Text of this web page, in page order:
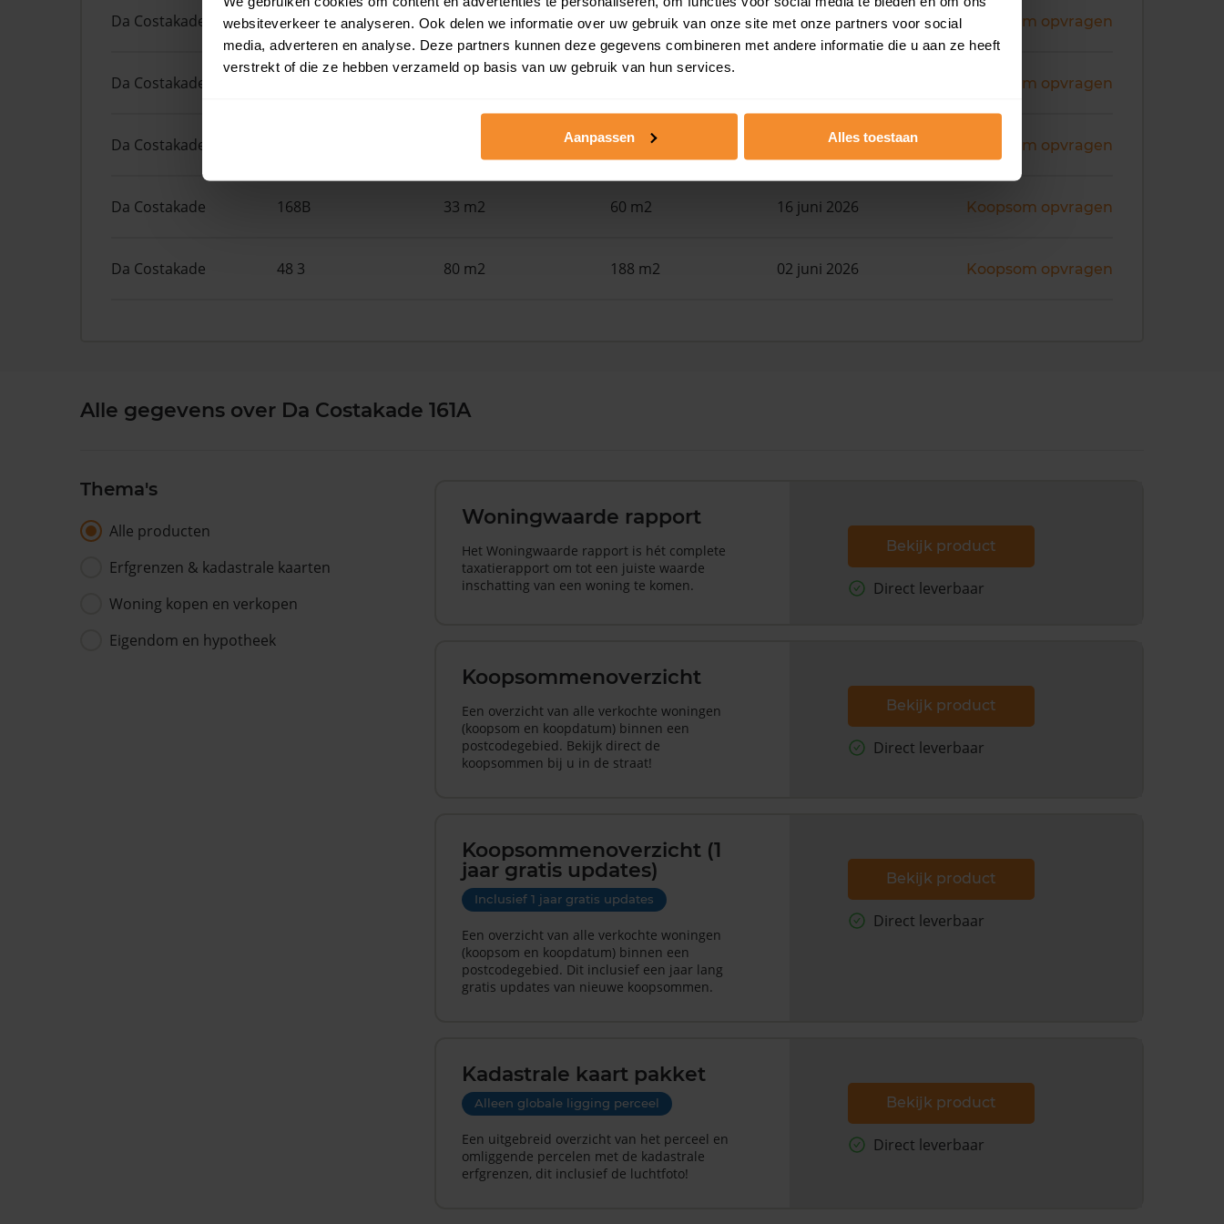
websiteverkeer te analyseren. Ook delen we informatie over uw gebruik van onze site met onze partners voor social
media, adverteren en analyse. Deze partners kunnen deze gegevens combineren met andere informatie die u aan ze heeft
verstrekt of die ze hebben verzameld op basis van uw gebruik van hun services.
Aanpassen Alles toestaan
Da Costakade 204 24 m2 28 m2 30 juni 2026 Koopsom opvragen
Da Costakade Koopsom opvragen
Da Costakade 186 m2 17 juni 2026 Koopsom opvragen
Da Costakade 168B 33 m2 60 m2 16 juni 2026 Koopsom opvragen
Da Costakade 48 3 80 m2 188 m2 02 juni 2026 Koopsom opvragen
Alle gegevens over Da Costakade 161A
Thema's
Alle producten
Erfgrenzen & kadastrale kaarten
Woning kopen en verkopen
Eigendom en hypotheek
Woningwaarde rapport
Het Woningwaarde rapport is hét complete
taxatierapport om tot een juiste waarde
inschatting van een woning te komen.
Bekijk product
Direct leverbaar
Koopsommenoverzicht
Een overzicht van alle verkochte woningen
(koopsom en koopdatum) binnen een
postcodegebied. Bekijk direct de
koopsommen bij u in de straat!
Bekijk product
Direct leverbaar
Koopsommenoverzicht (1
jaar gratis updates)
Inclusief 1 jaar gratis updates
Een overzicht van alle verkochte woningen
(koopsom en koopdatum) binnen een
postcodegebied. Dit inclusief een jaar lang
gratis updates van nieuwe koopsommen.
Bekijk product
Direct leverbaar
Kadastrale kaart pakket
Alleen globale ligging perceel
Een uitgebreid overzicht van het perceel en
omliggende percelen met de kadastrale
erfgrenzen, dit inclusief de luchtfoto!
Bekijk product
Direct leverbaar